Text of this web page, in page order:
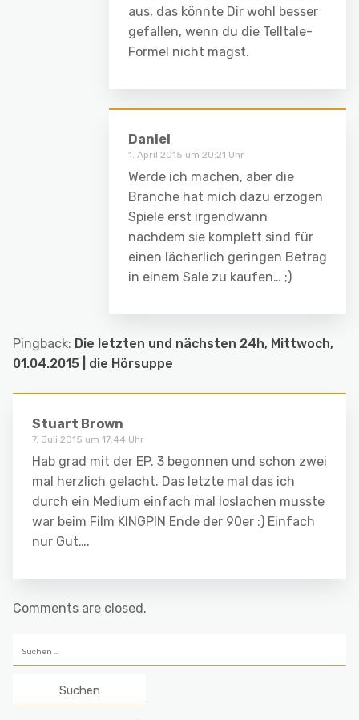
aus, das könnte Dir wohl besser
gefallen, wenn du die Telltale-
Formel nicht magst.
Daniel
1. April 2015 um 20:21 Uhr
Werde ich machen, aber die
Branche hat mich dazu erzogen
Spiele erst irgendwann
nachdem sie komplett sind für
einen lächerlich geringen Betrag
in einem Sale zu kaufen… ;)
Pingback: Die letzten und nächsten 24h, Mittwoch,
01.04.2015 | die Hörsuppe
Stuart Brown
7. Juli 2015 um 17:44 Uhr
Hab grad mit der EP. 3 begonnen und schon zwei
mal herzlich gelacht. Das letzte mal das ich
durch ein Medium einfach mal loslachen musste
war beim Film KINGPIN Ende der 90er :) Einfach
nur Gut….
Comments are closed.
nach: